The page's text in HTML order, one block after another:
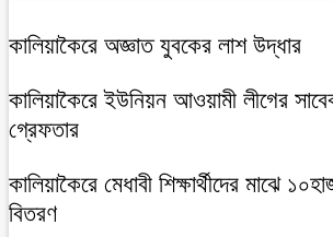
কালিয়াকৈরে অজ্ঞাত যুবকের লাশ উদ্ধার
কালিয়াকৈরে ইউনিয়ন আওয়ামী লীগের
গ্রেফতার
কালিয়াকৈরে মেধাবী শিক্ষার্থীদের মাঝে
বিতরণ